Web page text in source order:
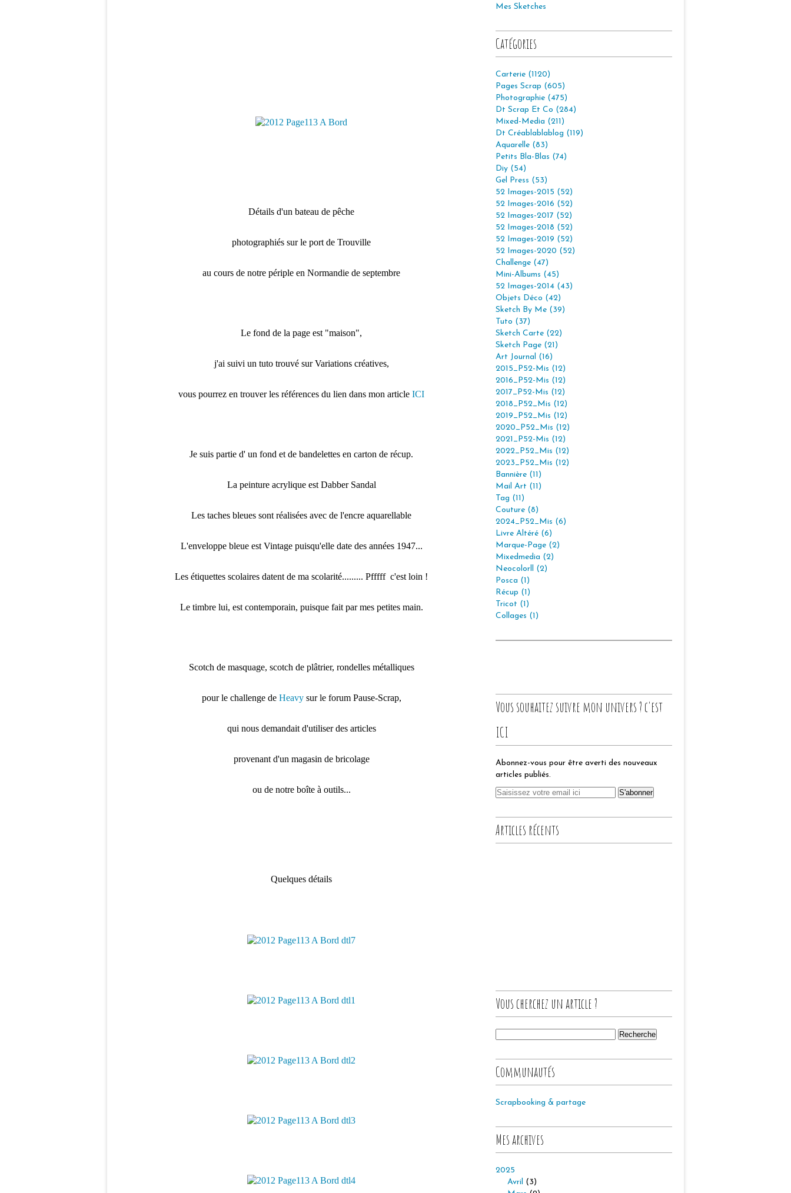
Détails d'un bateau de pêche
photographiés sur le port de Trouville
au cours de notre périple en Normandie de septembre
Le fond de la page est "maison",
j'ai suivi un tuto trouvé sur Variations créatives,
vous pourrez en trouver les références du lien dans mon article ICI
Je suis partie d' un fond et de bandelettes en carton de récup.
La peinture acrylique est Dabber Sandal
Les taches bleues sont réalisées avec de l'encre aquarellable
L'enveloppe bleue est Vintage puisqu'elle date des années 1947...
Les étiquettes scolaires datent de ma scolarité......... Pfffff c'est loin !
Le timbre lui, est contemporain, puisque fait par mes petites main.
Scotch de masquage, scotch de plâtrier, rondelles métalliques
pour le challenge de Heavysur le forum Pause-Scrap,
qui nous demandait d'utiliser des articles
provenant d'un magasin de bricolage
ou de notre boîte à outils...
Quelques détails
Mes Sketches
Catégories
Carterie (1120)
Pages Scrap (605)
Photographie (475)
Dt Scrap Et Co (284)
Mixed-Media (211)
Dt Créablablablog (119)
Aquarelle (83)
Petits Bla-Blas (74)
Diy (54)
Gel Press (53)
52 Images-2015 (52)
52 Images-2016 (52)
52 Images-2017 (52)
52 Images-2018 (52)
52 Images-2019 (52)
52 Images-2020 (52)
Challenge (47)
Mini-Albums (45)
52 Images-2014 (43)
Objets Déco (42)
Sketch By Me (39)
Tuto (37)
Sketch Carte (22)
Sketch Page (21)
Art Journal (16)
2015_P52-Mis (12)
2016_P52-Mis (12)
2017_P52-Mis (12)
2018_P52_Mis (12)
2019_P52_Mis (12)
2020_P52_Mis (12)
2021_P52-Mis (12)
2022_P52_Mis (12)
2023_P52_Mis (12)
Bannière (11)
Mail Art (11)
Tag (11)
Couture (8)
2024_P52_Mis (6)
Livre Altéré (6)
Marque-Page (2)
Mixedmedia (2)
Neocolorll (2)
Posca (1)
Récup (1)
Tricot (1)
Collages (1)
Vous souhaitez suivre mon univers ? c'est
ICI
Abonnez-vous pour être averti des nouveaux
articles publiés.
Articles récents
Vous cherchez un article ?
Communautés
Scrapbooking & partage
Mes archives
2025
Avril (3)